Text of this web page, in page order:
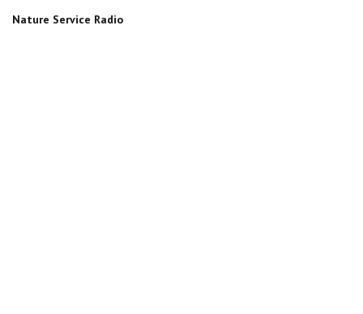
Nature Service Radio